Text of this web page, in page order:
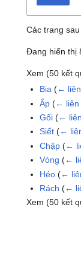
Các trang
Đang hiển thị
Xem (50 kết
Bia (←
Ấp (← liên
Gối (←
Siết (←
Chập (←
Vòng (←
Héo (←
Rách (←
Xem (50 kết